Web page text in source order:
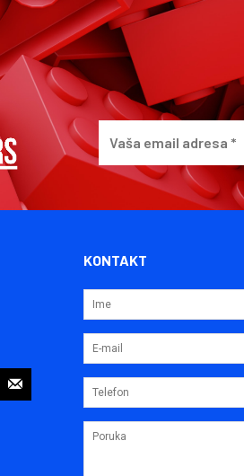
KONTAKT